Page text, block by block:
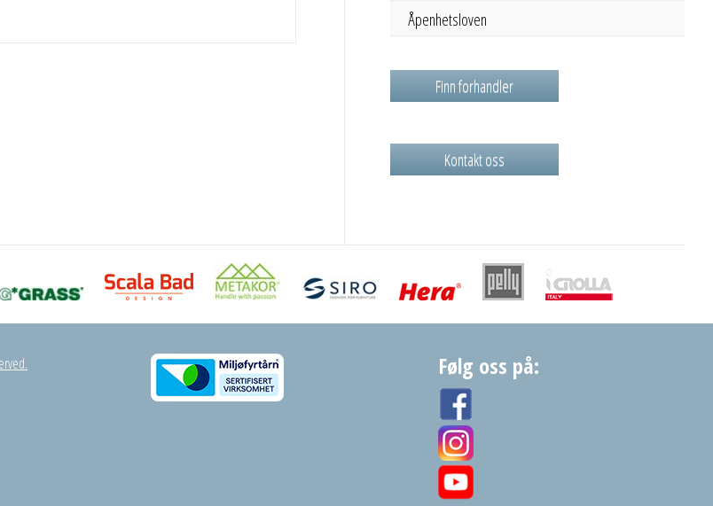
Åpenhetsloven
Finn forhandler
Kontakt oss
Følg oss på: